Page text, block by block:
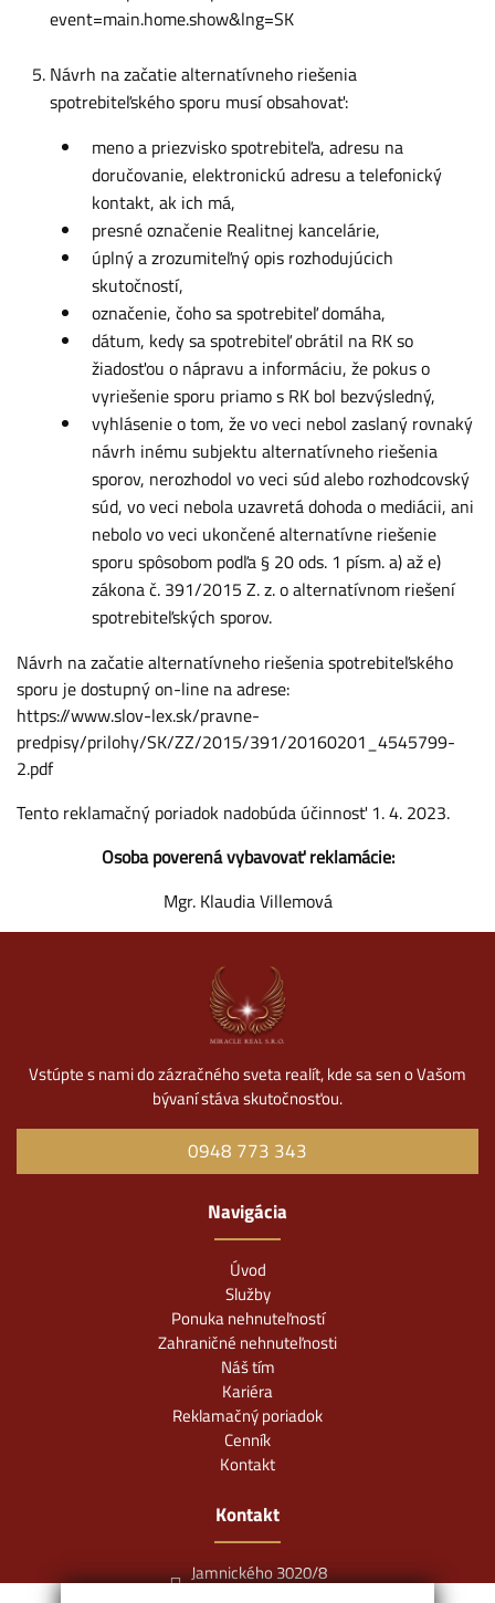
event=main.home.show&lng=SK
Návrh na začatie alternatívneho riešenia
spotrebiteľského sporu musí obsahovať:
meno a priezvisko spotrebiteľa, adresu na
doručovanie, elektronickú adresu a telefonický
kontakt, ak ich má,
presné označenie Realitnej kancelárie,
úplný a zrozumiteľný opis rozhodujúcich
skutočností,
označenie, čoho sa spotrebiteľ domáha,
dátum, kedy sa spotrebiteľ obrátil na RK so
žiadosťou o nápravu a informáciu, že pokus o
vyriešenie sporu priamo s RK bol bezvýsledný,
vyhlásenie o tom, že vo veci nebol zaslaný rovnaký
návrh inému subjektu alternatívneho riešenia
sporov, nerozhodol vo veci súd alebo rozhodcovský
súd, vo veci nebola uzavretá dohoda o mediácii, ani
nebolo vo veci ukončené alternatívne riešenie
sporu spôsobom podľa § 20 ods. 1 písm. a) až e)
zákona č. 391/2015 Z. z. o alternatívnom riešení
spotrebiteľských sporov.
Návrh na začatie alternatívneho riešenia spotrebiteľského
sporu je dostupný on-line na adrese:
https://www.slov-lex.sk/pravne-
predpisy/prilohy/SK/ZZ/2015/391/20160201_4545799-
2.pdf
Tento reklamačný poriadok nadobúda účinnosť 1. 4. 2023.
Osoba poverená vybavovať reklamácie:
Mgr. Klaudia Villemová
Vstúpte s nami do zázračného sveta realít, kde sa sen o Vašom
bývaní stáva skutočnosťou.
0948 773 343
Navigácia
Úvod
Služby
Ponuka nehnuteľností
Zahraničné nehnuteľnosti
Náš tím
Kariéra
Reklamačný poriadok
Cenník
Kontakt
Kontakt
Jamnického 3020/8